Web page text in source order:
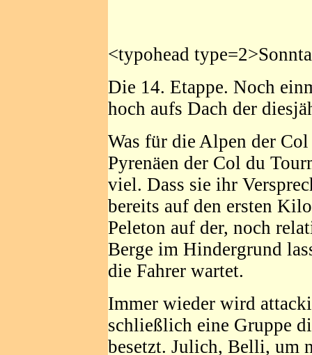
<typohead
Die 14. Etappe. Noch
hoch aufs Dach der
Was für die Alpen der
Pyrenäen der Col du
viel. Dass sie ihr
bereits auf den ersten
Peleton auf der, noch
Berge im Hindergrund
die Fahrer wartet.
Immer wieder wird
schließlich eine Gruppe
besetzt. Julich, Belli, um